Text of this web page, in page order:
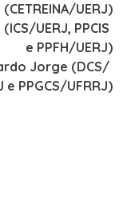
(CETREINA/UERJ)
UERJ, PPCIS
e PPFH/UERJ)
Jorge (DCS/
e PPGCS/UFRRJ)